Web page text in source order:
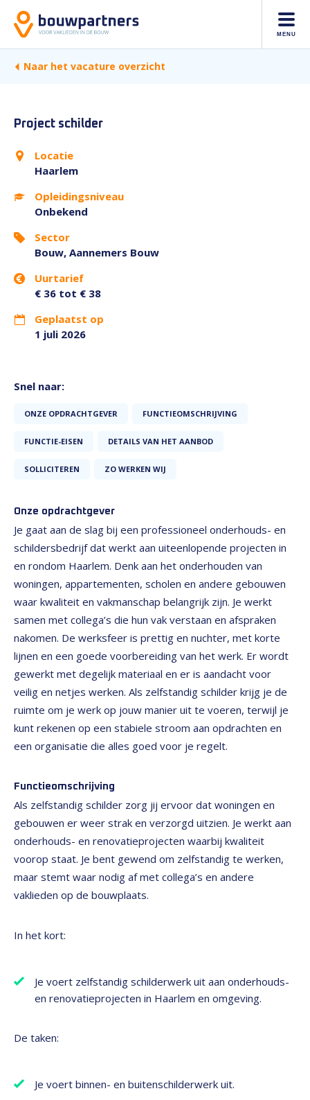
MENU
Naar het vacature overzicht
Project schilder
Locatie
Haarlem
Opleidingsniveau
Onbekend
Sector
Bouw, Aannemers Bouw
Uurtarief
€ 36 tot € 38
Geplaatst op
1 juli 2026
Snel naar:
ONZE OPDRACHTGEVER FUNCTIEOMSCHRIJVING
FUNCTIE-EISEN DETAILS VAN HET AANBOD
SOLLICITEREN ZO WERKEN WIJ
Onze opdrachtgever
Je gaat aan de slag bij een professioneel onderhouds- en
schildersbedrijf dat werkt aan uiteenlopende projecten in
en rondom Haarlem. Denk aan het onderhouden van
woningen, appartementen, scholen en andere gebouwen
waar kwaliteit en vakmanschap belangrijk zijn. Je werkt
samen met collega’s die hun vak verstaan en afspraken
nakomen. De werksfeer is prettig en nuchter, met korte
lijnen en een goede voorbereiding van het werk. Er wordt
gewerkt met degelijk materiaal en er is aandacht voor
veilig en netjes werken. Als zelfstandig schilder krijg je de
ruimte om je werk op jouw manier uit te voeren, terwijl je
kunt rekenen op een stabiele stroom aan opdrachten en
een organisatie die alles goed voor je regelt.
Functieomschrijving
Als zelfstandig schilder zorg jij ervoor dat woningen en
gebouwen er weer strak en verzorgd uitzien. Je werkt aan
onderhouds- en renovatieprojecten waarbij kwaliteit
voorop staat. Je bent gewend om zelfstandig te werken,
maar stemt waar nodig af met collega’s en andere
vaklieden op de bouwplaats.
In het kort:
Je voert zelfstandig schilderwerk uit aan onderhouds-
en renovatieprojecten in Haarlem en omgeving.
De taken:
Je voert binnen- en buitenschilderwerk uit.